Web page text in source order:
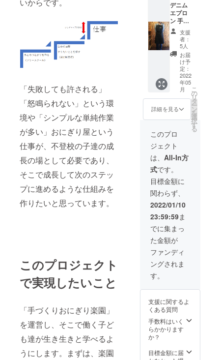
「失敗しても許される」
「怒鳴られない」という環
境や「シンプルな単純作業
が多い」おにぎり屋という
仕事が、不登校の子達の成
長の場として必要であり、
そこで成長して次のステッ
プに進めるような仕組みを
作りたいと思っています。
このプロジェクト
で実現したいこと
「手づくりおにぎり楽園」
を運営し、そこで働く子ど
も達が生き生きと学べるよ
うにします。まずは、楽園
ざいま
せんの
でご注
意くだ
さい。
※おにチ
ケでお
にぎり
を食べ
た子
（また
はその
は、お
にチケ
お礼の
メッ
セージ
を書い
いま
す。 ※
備考欄
にあな
たの名
前（も
しくは
ニック
ネー
ム・イ
ニシャ
ル）を
書いて
おにチ
ケにそ
の名前
が記載
されま
す。
０文字
示させ
ていた
だき、
最後に
メッ
セージ
入りの
チケッ
トをご
自宅ま
で郵送
しま
す。 ※
この
金で500
名の子
ども
（中学
生以
下）に
おにぎ
りを提
供しま
す。支
援者ご
本人に
おにぎ
りチ
ケット
をお届
けする
コース
せんの
でご注
意くだ
さい。
※おにチ
ケでお
た子
デニム
エプロ
ン 手づ
くりお
にぎり
楽園で
も使用
する、
デニム
エプロ
ン。肌
触りが
よく、
デザイ
ンもお
しゃれ
に仕上
がって
いま
す。 ●
サイズ
大人フ
リーサ
イズ
（丈
85cm）
●素材
綿100％
（デニ
ム） ●
洗濯 洗
濯機の
使用〇
※色移り
るの
のもの
とは分
けて、
単独で
洗濯し
さい。
支援
者：
5人
お届
け予
定：
2022
年05
月
詳細を見る
こ
の
リ
タ
ー
ン
を
選
択
す
る
このプロ
ジェクト
は、 All-In方
式です。
目標金額に
関わらず、
2022/01/10
23:59:59ま
でに集まっ
た金額が
ファンディ
ングされま
す。
支援に関するよ
くある質問
手数料はいく
らかかります
か？
目標金額に届